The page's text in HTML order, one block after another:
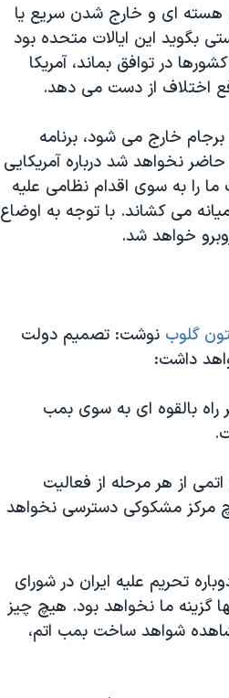
هسته ای و خارج شدن سریع یا
بگوید این ایالات متحده بود
در توافق بماند، آمریکا
اختلاف از دست می دهد.
برجام خارج می شود، برنامه
نخواهد شد درباره آمریکایی
را به سوی اقدام نظامی علیه
می کشاند. با توجه به اوضاع
خواهد شد.
گلوب نوشت: تصمیم دولت
داشت:
بالقوه ای به سوی بمب
از هر مرحله از فعالیت
مرکز مشکوکی دسترسی نخواهد
تحریم علیه ایران در شورای
گزینه ما نخواهد بود. هیچ چیز
شواهد ساخت بمب اتم،